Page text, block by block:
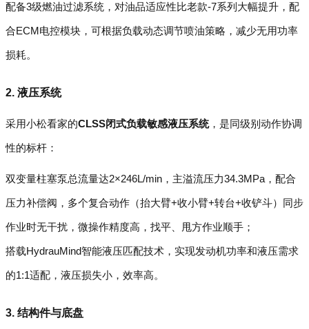
配备3级燃油过滤系统，对油品适应性比老款-7系列大幅提升，配
合ECM电控模块，可根据负载动态调节喷油策略，减少无用功率
损耗。
2. 液压系统
采用小松看家的CLSS闭式负载敏感液压系统，是同级别动作协调
性的标杆：
双变量柱塞泵总流量达2×246L/min，主溢流压力34.3MPa，配合
压力补偿阀，多个复合动作（抬大臂+收小臂+转台+收铲斗）同步
作业时无干扰，微操作精度高，找平、甩方作业顺手；
搭载HydrauMind智能液压匹配技术，实现发动机功率和液压需求
的1:1适配，液压损失小，效率高。
3. 结构件与底盘